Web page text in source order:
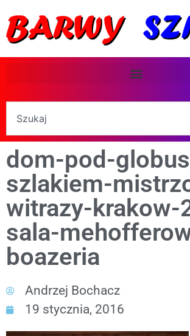
dom-pod-
szlakiem-
witrazy-krakow-
sala-
boazeria
Andrzej Bochacz
19 stycznia, 2016